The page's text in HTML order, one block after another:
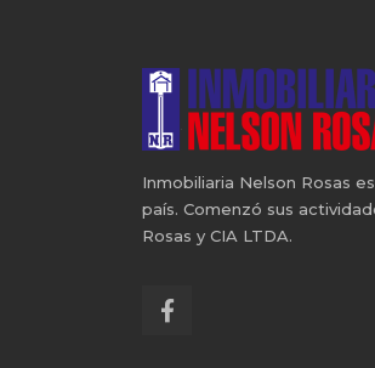
Inmobiliaria Nelson Rosas
país. Comenzó sus
Rosas y CIA LTDA.